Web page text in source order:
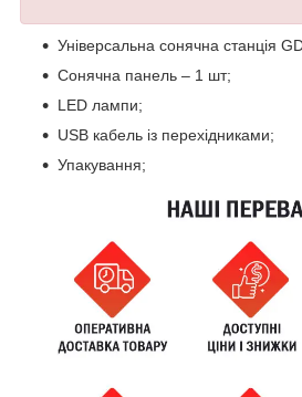
Універсальна сонячна станція
Сонячна панель – 1 шт;
LED лампи;
USB кабель із перехідниками;
Упакування;